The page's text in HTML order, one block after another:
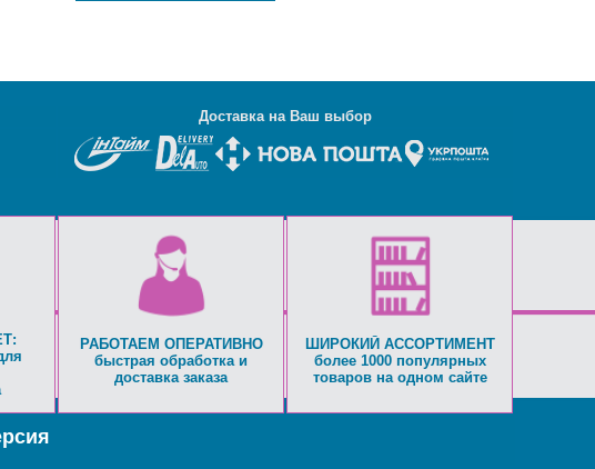
Доставка на Ваш выбор
РАБОТАЕМ ОПЕРАТИВНО
быстрая обработка и
доставка заказа
ШИРОКИЙ АССОРТИМЕНТ
более 1000 популярных
товаров на одном сайте